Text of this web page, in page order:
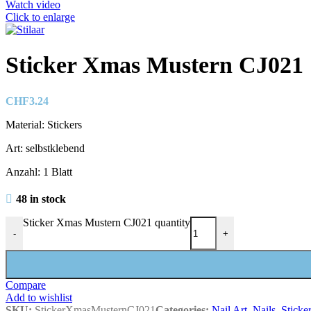
Watch video
Click to enlarge
Sticker Xmas Mustern CJ021
CHF3.24
Material: Stickers
Art: selbstklebend
Anzahl: 1 Blatt
48 in stock
-
Sticker Xmas Mustern CJ021 quantity
+
Compare
Add to wishlist